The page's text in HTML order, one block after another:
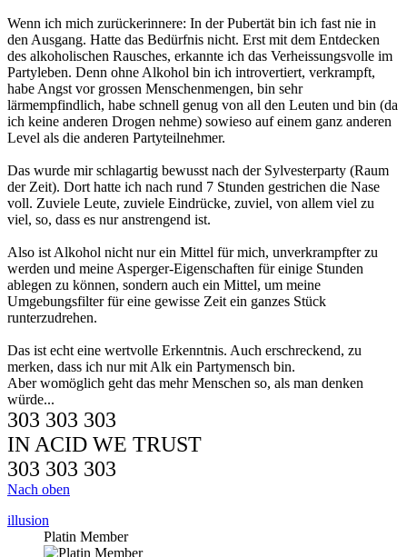
Wenn ich mich zurückerinnere: In der Pubertät bin ich fast nie in
den Ausgang. Hatte das Bedürfnis nicht. Erst mit dem Entdecken
des alkoholischen Rausches, erkannte ich das Verheissungsvolle im
Partyleben. Denn ohne Alkohol bin ich introvertiert, verkrampft,
habe Angst vor grossen Menschenmengen, bin sehr
lärmempfindlich, habe schnell genug von all den Leuten und bin (da
ich keine anderen Drogen nehme) sowieso auf einem ganz anderen
Level als die anderen Partyteilnehmer.
Das wurde mir schlagartig bewusst nach der Sylvesterparty (Raum
der Zeit). Dort hatte ich nach rund 7 Stunden gestrichen die Nase
voll. Zuviele Leute, zuviele Eindrücke, zuviel, von allem viel zu
viel, so, dass es nur anstrengend ist.
Also ist Alkohol nicht nur ein Mittel für mich, unverkrampfter zu
werden und meine Asperger-Eigenschaften für einige Stunden
ablegen zu können, sondern auch ein Mittel, um meine
Umgebungsfilter für eine gewisse Zeit ein ganzes Stück
runterzudrehen.
Das ist echt eine wertvolle Erkenntnis. Auch erschreckend, zu
merken, dass ich nur mit Alk ein Partymensch bin.
Aber womöglich geht das mehr Menschen so, als man denken
würde...
303 303 303
IN ACID WE TRUST
303 303 303
Nach oben
illusion
Platin Member